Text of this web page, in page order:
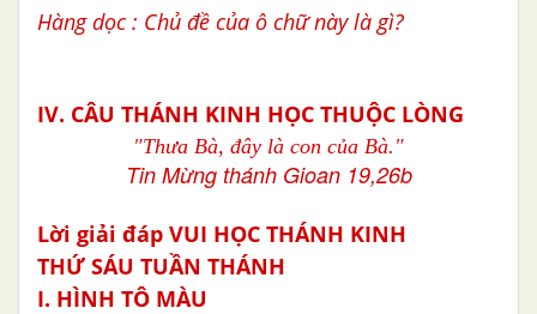
Hàng dọc : Chủ đề của ô chữ này là gì?
IV. CÂU THÁNH KINH HỌC THUỘC LÒNG
"Thưa Bà, đây là con của Bà."
Tin Mừng thánh Gioan 19,26b
Lời giải đáp VUI HỌC THÁNH KINH
THỨ SÁU TUẦN THÁNH
I. HÌNH TÔ MÀU